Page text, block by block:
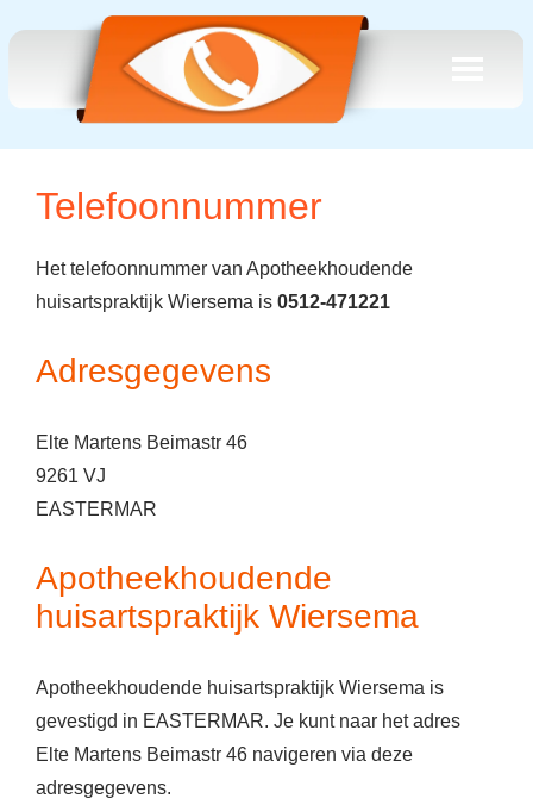
Telefoonnummer
Het telefoonnummer van Apotheekhoudende
huisartspraktijk Wiersema is 0512-471221
Adresgegevens
Elte Martens Beimastr 46
9261 VJ
EASTERMAR
Apotheekhoudende
huisartspraktijk Wiersema
Apotheekhoudende huisartspraktijk Wiersema is
gevestigd in EASTERMAR. Je kunt naar het adres
Elte Martens Beimastr 46 navigeren via deze
adresgegevens.